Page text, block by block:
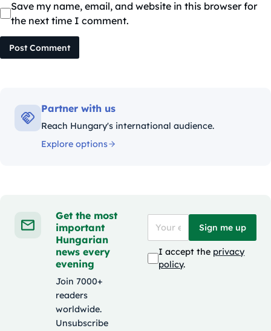
Save my name, email, and website in this browser for
the next time I comment.
Post Comment
Partner with us
Reach Hungary's international audience.
Explore options
Get the most
important
Hungarian
news every
evening
Join 7000+
readers
worldwide.
Unsubscribe
Sign me up
I accept the privacy
policy.